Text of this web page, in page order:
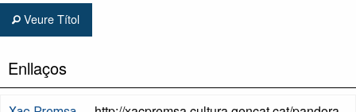
Veure Títol
Enllaços